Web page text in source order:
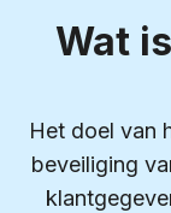
Wat
Het doel van
beveiliging